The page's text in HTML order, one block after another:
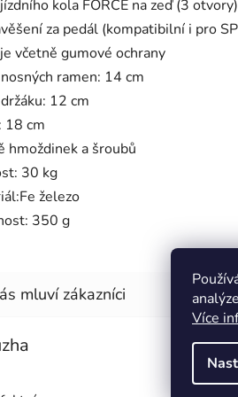
Více
kola FORCE na zeď (3 otvory)
za pedál (kompatibilní i pro
včetně gumové ochrany
ramen: 14 cm
12 cm
18 cm
hmoždinek a šroubů
30 kg
železo
350 g
obchodu je 5 z 5 hvězdiček.